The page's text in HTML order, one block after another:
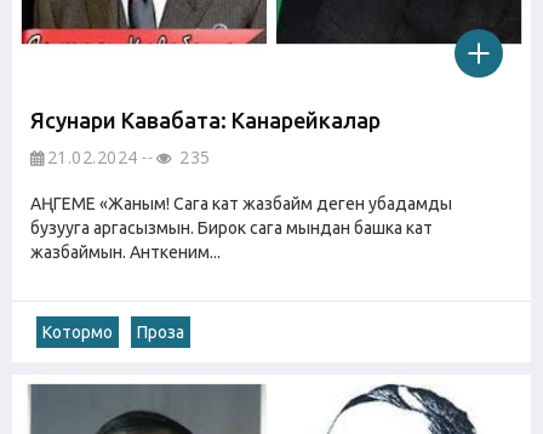
Ясунари Кавабата: Канарейкалар
21.02.2024 235
АҢГЕМЕ «Жаным! Сага кат жазбайм деген убадамды
бузууга аргасызмын. Бирок сага мындан башка кат
жазбаймын. Анткеним...
Котормо Проза